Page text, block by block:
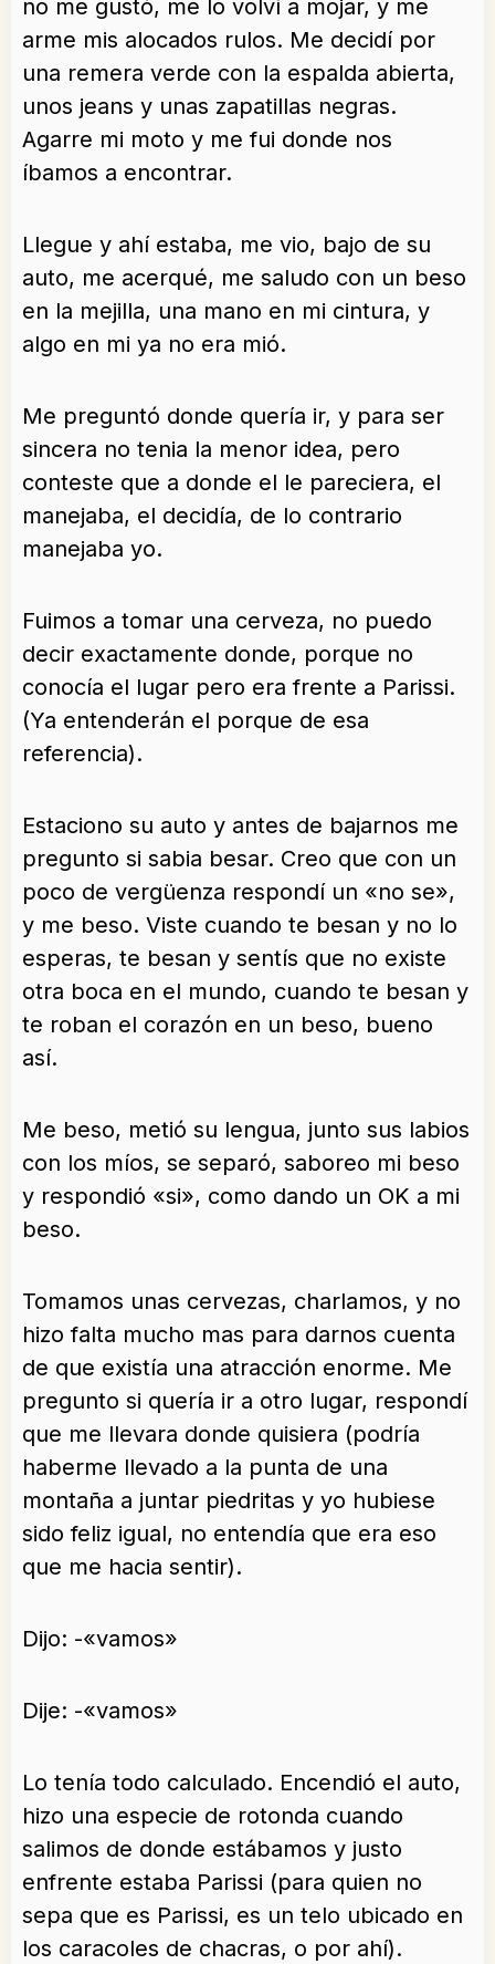
no me gustó, me lo volví a mojar, y me
arme mis alocados rulos. Me decidí por
una remera verde con la espalda abierta,
unos jeans y unas zapatillas negras.
Agarre mi moto y me fui donde nos
íbamos a encontrar.
Llegue y ahí estaba, me vio, bajo de su
auto, me acerqué, me saludo con un beso
en la mejilla, una mano en mi cintura, y
algo en mi ya no era mió.
Me preguntó donde quería ir, y para ser
sincera no tenia la menor idea, pero
conteste que a donde el le pareciera, el
manejaba, el decidía, de lo contrario
manejaba yo.
Fuimos a tomar una cerveza, no puedo
decir exactamente donde, porque no
conocía el lugar pero era frente a Parissi.
(Ya entenderán el porque de esa
referencia).
Estaciono su auto y antes de bajarnos me
pregunto si sabia besar. Creo que con un
poco de vergüenza respondí un «no se»,
y me beso. Viste cuando te besan y no lo
esperas, te besan y sentís que no existe
otra boca en el mundo, cuando te besan y
te roban el corazón en un beso, bueno
así.
Me beso, metió su lengua, junto sus labios
con los míos, se separó, saboreo mi beso
y respondió «si», como dando un OK a mi
beso.
Tomamos unas cervezas, charlamos, y no
hizo falta mucho mas para darnos cuenta
de que existía una atracción enorme. Me
pregunto si quería ir a otro lugar, respondí
que me llevara donde quisiera (podría
haberme llevado a la punta de una
montaña a juntar piedritas y yo hubiese
sido feliz igual, no entendía que era eso
que me hacia sentir).
Dijo: -«vamos»
Dije: -«vamos»
Lo tenía todo calculado. Encendió el auto,
hizo una especie de rotonda cuando
salimos de donde estábamos y justo
enfrente estaba Parissi (para quien no
sepa que es Parissi, es un telo ubicado en
los caracoles de chacras, o por ahí).